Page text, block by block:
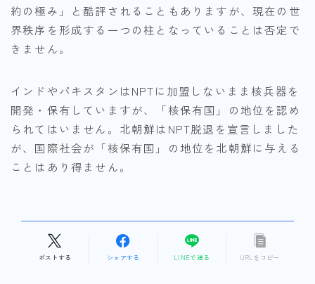
約の極み」と酷評されることもありますが、現在の世
界秩序を形成する一つの柱となっていることは否定で
きません。
インドやパキスタンはNPTに加盟しないまま核兵器を
開発・保有していますが、「核保有国」の地位を認め
られてはいません。北朝鮮はNPT脱退を宣言しました
が、国際社会が「核保有国」の地位を北朝鮮に与える
ことはあり得ません。
ポストする シェアする LINEで送る URLをコピー